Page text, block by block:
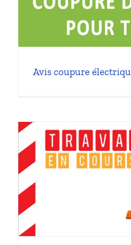
Avis coupure